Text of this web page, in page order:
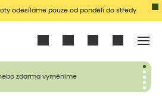
odesíláme pouze od pondělí do středy
zdarma vyměníme